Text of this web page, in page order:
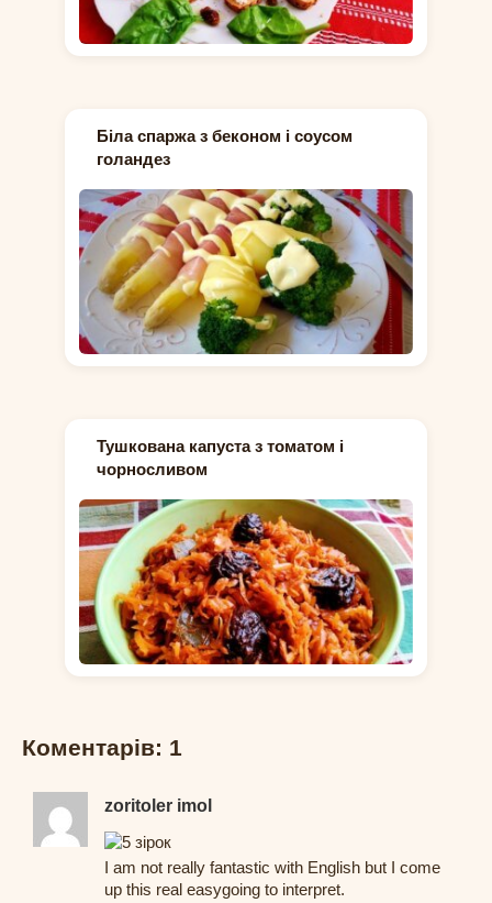
Біла спаржа з беконом і соусом
голандез
Тушкована капуста з томатом і
чорносливом
Коментарів: 1
zoritoler imol
I am not really fantastic with English but I come
up this real easygoing to interpret.